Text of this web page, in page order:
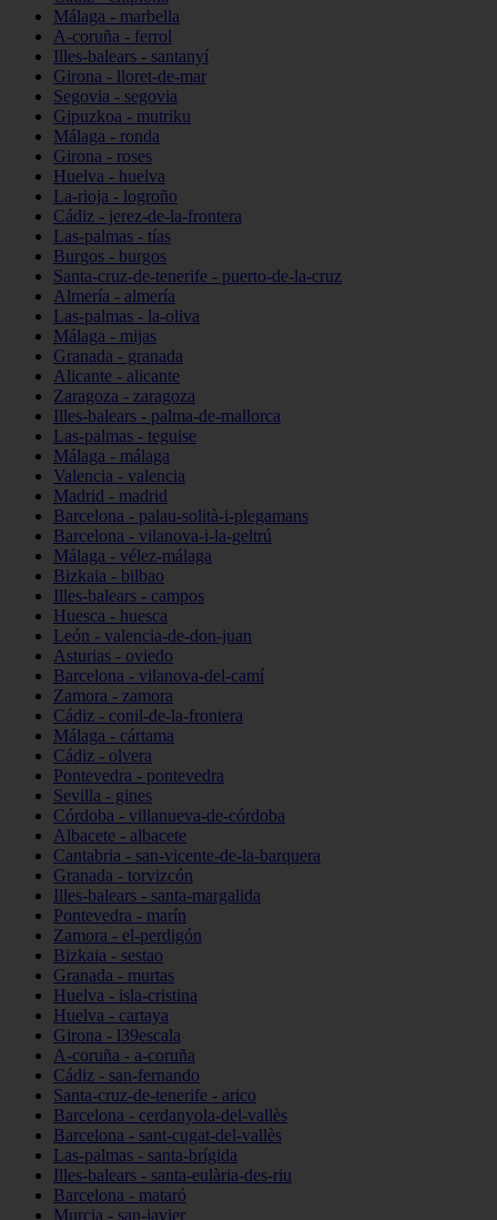
Málaga - marbella
A-coruña - ferrol
Illes-balears - santanyí
Girona - lloret-de-mar
Segovia - segovia
Gipuzkoa - mutriku
Málaga - ronda
Girona - roses
Huelva - huelva
La-rioja - logroño
Cádiz - jerez-de-la-frontera
Las-palmas - tías
Burgos - burgos
Santa-cruz-de-tenerife - puerto-de-la-cruz
Almería - almería
Las-palmas - la-oliva
Málaga - mijas
Granada - granada
Alicante - alicante
Zaragoza - zaragoza
Illes-balears - palma-de-mallorca
Las-palmas - teguise
Málaga - málaga
Valencia - valencia
Madrid - madrid
Barcelona - palau-solità-i-plegamans
Barcelona - vilanova-i-la-geltrú
Málaga - vélez-málaga
Bizkaia - bilbao
Illes-balears - campos
Huesca - huesca
León - valencia-de-don-juan
Asturias - oviedo
Barcelona - vilanova-del-camí
Zamora - zamora
Cádiz - conil-de-la-frontera
Málaga - cártama
Cádiz - olvera
Pontevedra - pontevedra
Sevilla - gines
Córdoba - villanueva-de-córdoba
Albacete - albacete
Cantabria - san-vicente-de-la-barquera
Granada - torvizcón
Illes-balears - santa-margalida
Pontevedra - marín
Zamora - el-perdigón
Bizkaia - sestao
Granada - murtas
Huelva - isla-cristina
Huelva - cartaya
Girona - l39escala
A-coruña - a-coruña
Cádiz - san-fernando
Santa-cruz-de-tenerife - arico
Barcelona - cerdanyola-del-vallès
Barcelona - sant-cugat-del-vallès
Las-palmas - santa-brígida
Illes-balears - santa-eulària-des-riu
Barcelona - mataró
Murcia - san-javier